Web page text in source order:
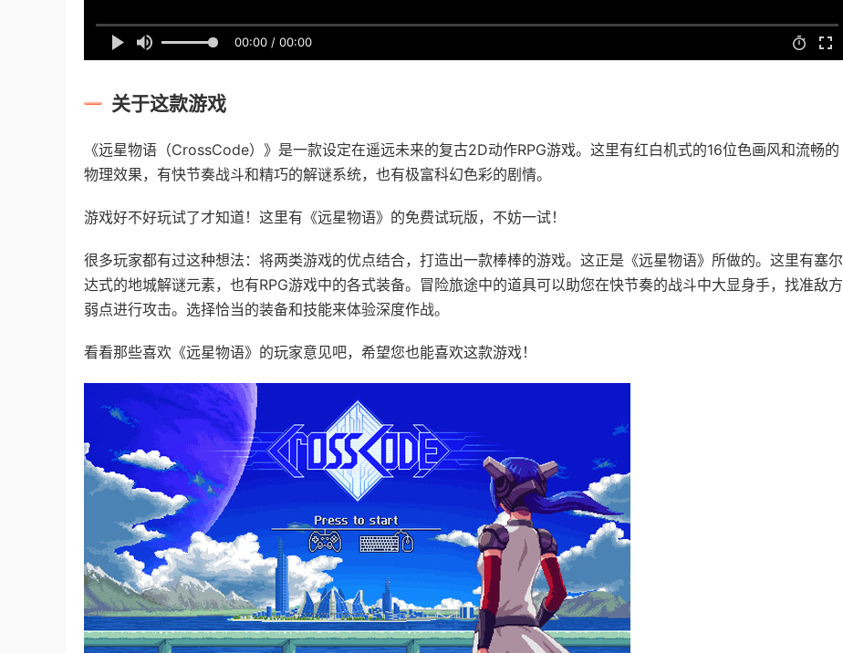
00:00 / 00:00
关于这款游戏
《远星物语（CrossCode）》是一款设定在遥远未来的复古2D动作RPG游戏。这里有红白机式的16位色画风和流畅的
物理效果，有快节奏战斗和精巧的解谜系统，也有极富科幻色彩的剧情。
游戏好不好玩试了才知道！这里有《远星物语》的免费试玩版，不妨一试！
很多玩家都有过这种想法：将两类游戏的优点结合，打造出一款棒棒的游戏。这正是《远星物语》所做的。这里有塞尔
达式的地城解谜元素，也有RPG游戏中的各式装备。冒险旅途中的道具可以助您在快节奏的战斗中大显身手，找准敌方
弱点进行攻击。选择恰当的装备和技能来体验深度作战。
看看那些喜欢《远星物语》的玩家意见吧，希望您也能喜欢这款游戏！